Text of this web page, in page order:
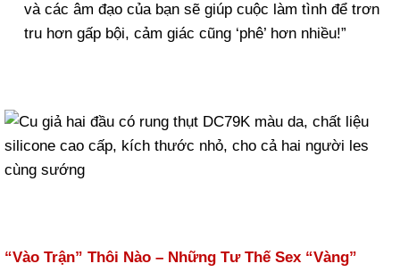
và các âm đạo của bạn sẽ giúp cuộc làm tình để trơn
tru hơn gấp bội, cảm giác cũng ‘phê’ hơn nhiều!”
“Vào Trận” Thôi Nào – Những Tư Thế Sex “Vàng”